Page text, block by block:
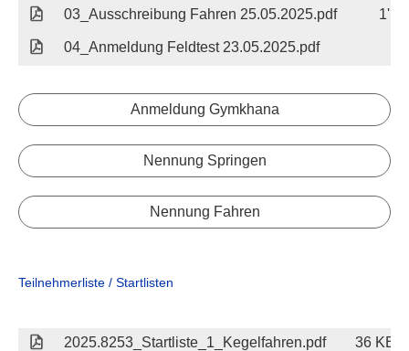
03_Ausschreibung Fahren 25.05.2025.pdf
04_Anmeldung Feldtest 23.05.2025.pdf
Anmeldung Gymkhana
Nennung Springen
Nennung Fahren
Teilnehmerliste / Startlisten
2025.8253_Startliste_1_Kegelfahren.pdf 36 KB